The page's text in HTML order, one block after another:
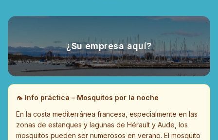
¿Su empresa aquí?
🦟 Info práctica – Mosquitos por la noche
En la costa mediterránea francesa, especialmente en las
zonas de estanques y lagunas de Hérault y Aude, los
mosquitos pueden ser numerosos en verano. El mosquito